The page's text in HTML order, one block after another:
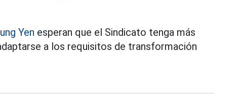
Yen esperan que el Sindicato tenga más
a los requisitos de transformación